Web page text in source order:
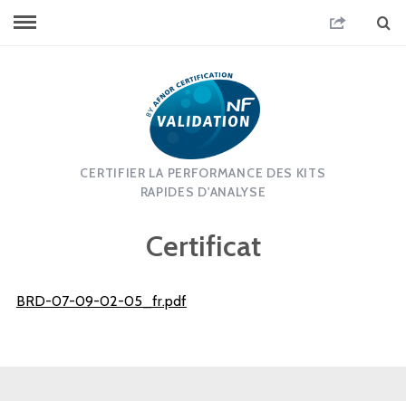
CERTIFIER LA PERFORMANCE DES KITS
RAPIDES D'ANALYSE
Certificat
BRD-07-09-02-05_fr.pdf